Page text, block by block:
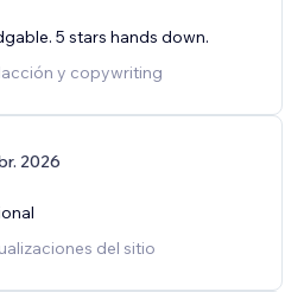
5 stars hands down.
y copywriting
2026
del sitio